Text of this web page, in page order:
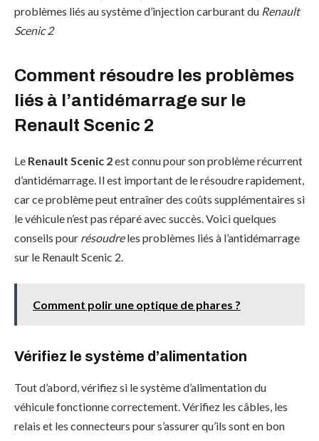
problèmes liés au système d’injection carburant du Renault
Scenic 2
Comment résoudre les problèmes
liés à l’antidémarrage sur le
Renault Scenic 2
Le Renault Scenic 2est connu pour son problème récurrent
d’antidémarrage. Il est important de le résoudre rapidement,
car ce problème peut entraîner des coûts supplémentaires si
le véhicule n’est pas réparé avec succès. Voici quelques
conseils pour résoudreles problèmes liés à l’antidémarrage
sur le Renault Scenic 2.
Comment polir une optique de phares ?
Vérifiez le système d’alimentation
Tout d’abord, vérifiez si le système d’alimentation du
véhicule fonctionne correctement. Vérifiez les câbles, les
relais et les connecteurs pour s’assurer qu’ils sont en bon